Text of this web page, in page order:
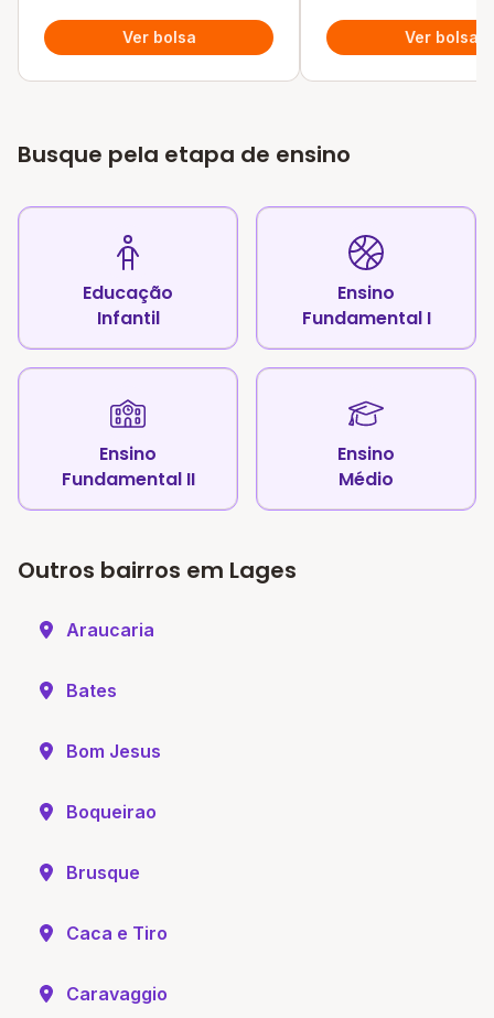
Ver bolsa Ver bolsa
Busque pela etapa de ensino
Educação
Infantil
Ensino
Fundamental I
Ensino
Fundamental II
Ensino
Médio
Outros bairros em Lages
Araucaria
Bates
Bom Jesus
Boqueirao
Brusque
Caca e Tiro
Caravaggio